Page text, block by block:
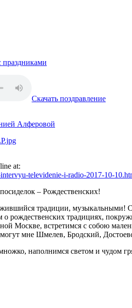
Скачать поздравление
Алферовой
at:
televidenie-i-radio-2017-10-
– Рождественских!
традиции,
рождественских традициях,
Москве, встретимся с собою
мне Шмелев, Бродский,
наполнимся светом и чудом